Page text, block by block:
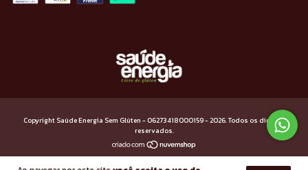
Copyright Saúde Energia Sem Glúten - 06273418000159 - 2026. Todos os direitos
reservados.